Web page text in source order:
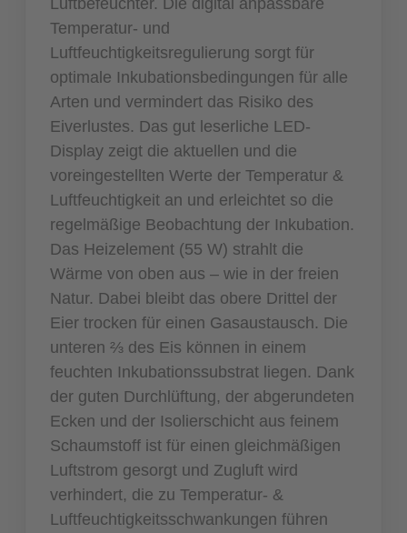
Temperatur- und
Luftfeuchtigkeitsregulierung sorgt für
optimale Inkubationsbedingungen für alle
Arten und vermindert das Risiko des
Eiverlustes. Das gut leserliche LED-
Display zeigt die aktuellen und die
voreingestellten Werte der Temperatur &
Luftfeuchtigkeit an und erleichtet so die
regelmäßige Beobachtung der Inkubation.
Das Heizelement (55 W) strahlt die
Wärme von oben aus – wie in der freien
Natur. Dabei bleibt das obere Drittel der
Eier trocken für einen Gasaustausch. Die
unteren ⅔ des Eis können in einem
feuchten Inkubationssubstrat liegen. Dank
der guten Durchlüftung, der abgerundeten
Ecken und der Isolierschicht aus feinem
Schaumstoff ist für einen gleichmäßigen
Luftstrom gesorgt und Zugluft wird
verhindert, die zu Temperatur- &
Luftfeuchtigkeitsschwankungen führen